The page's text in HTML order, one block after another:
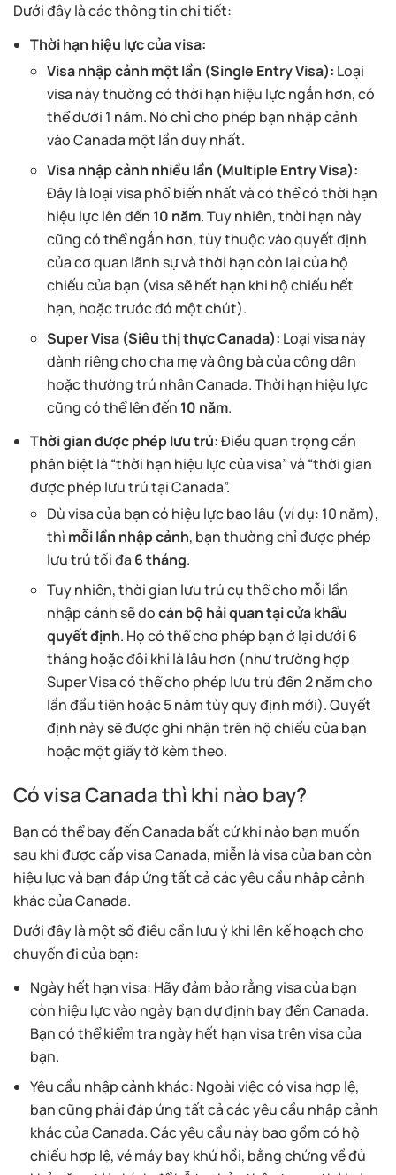
Dưới đây là các thông tin chi tiết:
Thời hạn hiệu lực của visa:
Visa nhập cảnh một lần (Single Entry Visa): Loại
visa này thường có thời hạn hiệu lực ngắn hơn, có
thể dưới 1 năm. Nó chỉ cho phép bạn nhập cảnh
vào Canada một lần duy nhất.
Visa nhập cảnh nhiều lần (Multiple Entry Visa):
Đây là loại visa phổ biến nhất và có thể có thời hạn
hiệu lực lên đến 10 năm. Tuy nhiên, thời hạn này
cũng có thể ngắn hơn, tùy thuộc vào quyết định
của cơ quan lãnh sự và thời hạn còn lại của hộ
chiếu của bạn (visa sẽ hết hạn khi hộ chiếu hết
hạn, hoặc trước đó một chút).
Super Visa (Siêu thị thực Canada): Loại visa này
dành riêng cho cha mẹ và ông bà của công dân
hoặc thường trú nhân Canada. Thời hạn hiệu lực
cũng có thể lên đến 10 năm.
Thời gian được phép lưu trú:Điều quan trọng cần
phân biệt là “thời hạn hiệu lực của visa” và “thời gian
được phép lưu trú tại Canada”.
Dù visa của bạn có hiệu lực bao lâu (ví dụ: 10 năm),
thì mỗi lần nhập cảnh, bạn thường chỉ được phép
lưu trú tối đa 6 tháng.
Tuy nhiên, thời gian lưu trú cụ thể cho mỗi lần
nhập cảnh sẽ docán bộ hải quan tại cửa khẩu
quyết định. Họ có thể cho phép bạn ở lại dưới 6
tháng hoặc đôi khi là lâu hơn (như trường hợp
Super Visa có thể cho phép lưu trú đến 2 năm cho
lần đầu tiên hoặc 5 năm tùy quy định mới). Quyết
định này sẽ được ghi nhận trên hộ chiếu của bạn
hoặc một giấy tờ kèm theo.
Có visa Canada thì khi nào bay?
Bạn có thể bay đến Canada bất cứ khi nào bạn muốn
sau khi được cấp visa Canada, miễn là visa của bạn còn
hiệu lực và bạn đáp ứng tất cả các yêu cầu nhập cảnh
khác của Canada.
Dưới đây là một số điều cần lưu ý khi lên kế hoạch cho
chuyến đi của bạn:
Ngày hết hạn visa: Hãy đảm bảo rằng visa của bạn
còn hiệu lực vào ngày bạn dự định bay đến Canada.
Bạn có thể kiểm tra ngày hết hạn visa trên visa của
bạn.
Yêu cầu nhập cảnh khác: Ngoài việc có visa hợp lệ,
bạn cũng phải đáp ứng tất cả các yêu cầu nhập cảnh
khác của Canada. Các yêu cầu này bao gồm có hộ
chiếu hợp lệ, vé máy bay khứ hồi, bằng chứng về đủ